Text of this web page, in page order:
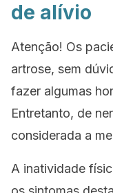
de alívio
Atenção! Os
artrose, sem
fazer algumas
Entretanto, de
considerada a
A inatividade